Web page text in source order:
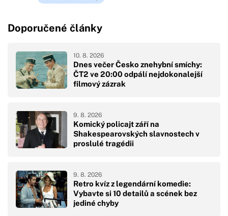
Doporučené články
Dnes večer Česko znehybní smíchy:
ČT2 ve 20:00 odpálí nejdokonalejší
filmový zázrak
10. 8. 2026
Komický policajt září na
Shakespearovských slavnostech v
proslulé tragédii
9. 8. 2026
Retro kvíz z legendární komedie:
Vybavte si 10 detailů a scének bez
jediné chyby
9. 8. 2026